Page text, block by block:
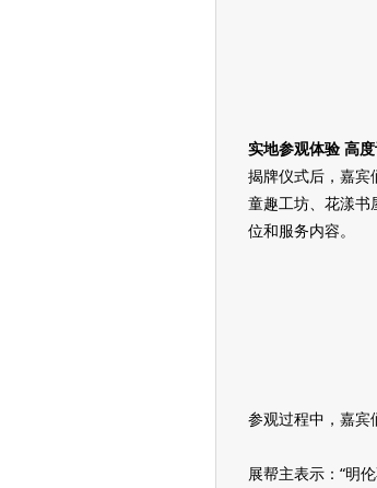
实地参观体验 高
揭牌仪式后，嘉宾
童趣工坊、花漾书
位和服务内容。
参观过程中，嘉宾
展帮主表示：“明